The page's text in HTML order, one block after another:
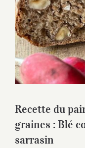
Recette du
graines :
Recette du
graines : Blé
sarrasin